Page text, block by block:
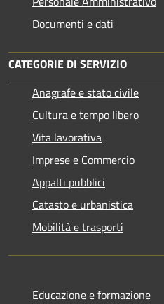
Documenti e dati
CATEGORIE DI SERVIZIO
Anagrafe e stato civile
Cultura e tempo libero
Vita lavorativa
Imprese e Commercio
Appalti pubblici
Catasto e urbanistica
Mobilità e trasporti
Educazione e formazione